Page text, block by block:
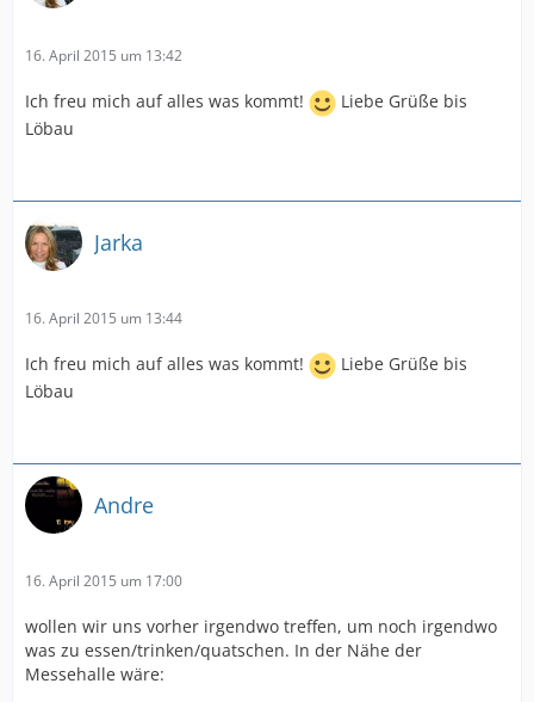
16. April 2015 um 13:42
Ich freu mich auf alles was kommt!
Liebe Grüße bis
Löbau
Jarka
16. April 2015 um 13:44
Ich freu mich auf alles was kommt!
Liebe Grüße bis
Löbau
Andre
16. April 2015 um 17:00
wollen wir uns vorher irgendwo treffen, um noch irgendwo
was zu essen/trinken/quatschen. In der Nähe der
Messehalle wäre: